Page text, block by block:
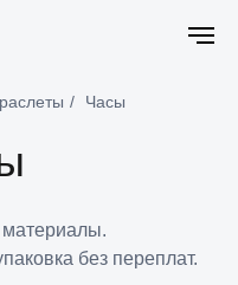
в продаже
/ Часы
без переплат.